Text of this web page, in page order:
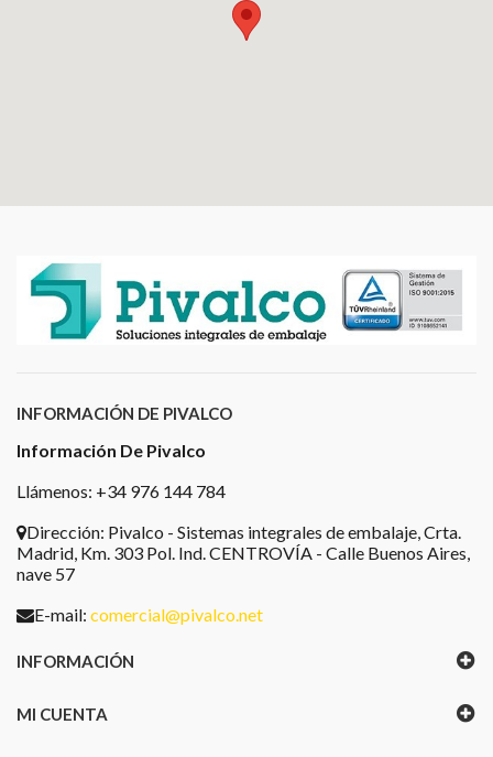
INFORMACIÓN DE PIVALCO
Información De Pivalco
Llámenos: +34 976 144 784
Dirección: Pivalco - Sistemas integrales de embalaje, Crta.
Madrid, Km. 303 Pol. Ind. CENTROVÍA - Calle Buenos Aires,
nave 57
E-mail: comercial@pivalco.net
INFORMACIÓN
MI CUENTA